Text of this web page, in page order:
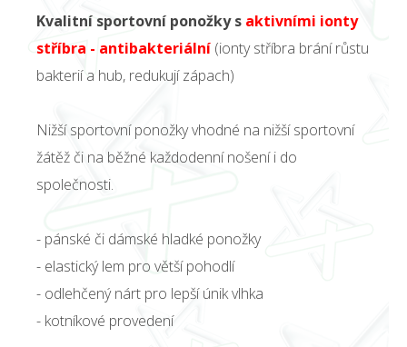
Kvalitní sportovní ponožky s aktivními ionty
stříbra - antibakteriální (ionty stříbra brání růstu
bakterií a hub, redukují zápach)
Nižší sportovní ponožky vhodné na nižší sportovní
žátěž či na běžné každodenní nošení i do
společnosti.
- pánské či dámské hladké ponožky
- elastický lem pro větší pohodlí
- odlehčený nárt pro lepší únik vlhka
- kotníkové provedení